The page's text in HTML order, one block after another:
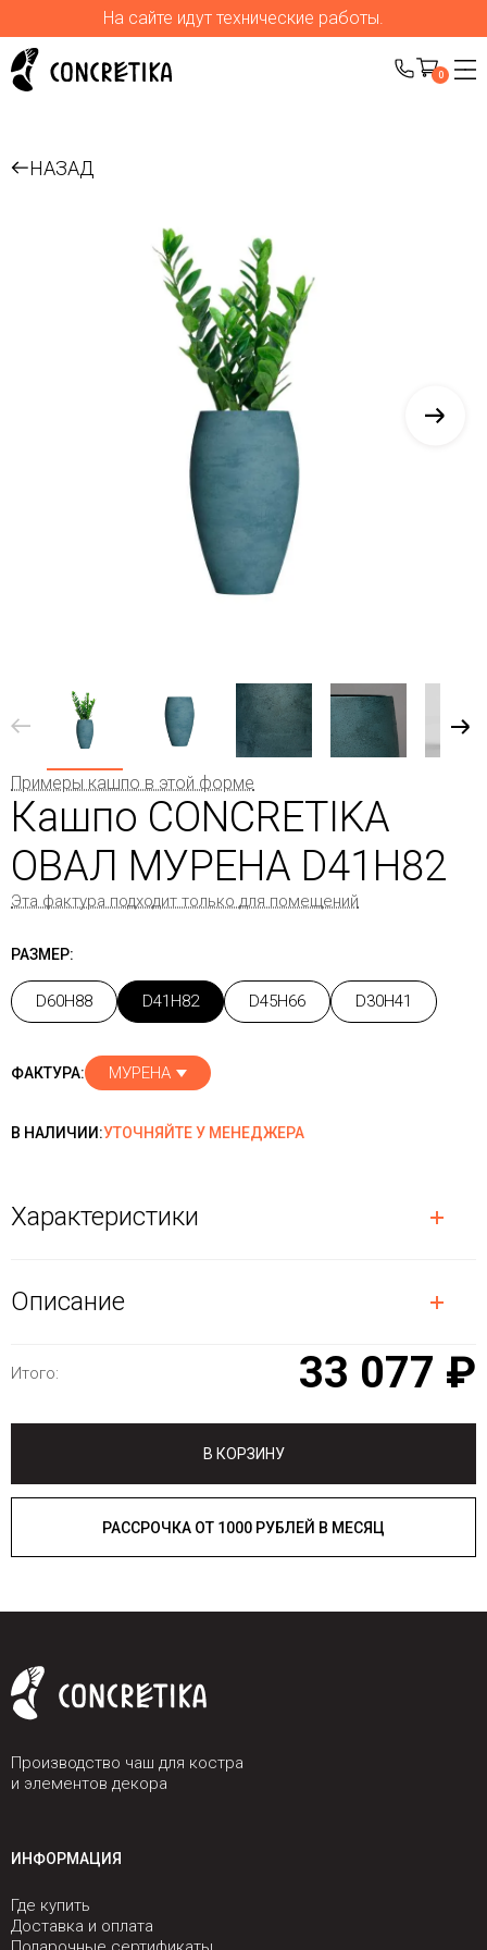
На сайте идут технические работы.
0
НАЗАД
Примеры кашпо в этой форме
Кашпо CONCRETIKA
ОВАЛ МУРЕНА D41H82
Эта фактура подходит только для помещений
РАЗМЕР:
D60H88 D41H82 D45H66 D30H41
ФАКТУРА: МУРЕНА
В НАЛИЧИИ:УТОЧНЯЙТЕ У МЕНЕДЖЕРА
Характеристики
Описание
Итого: 33 077 ₽
В КОРЗИНУ
РАССРОЧКА ОТ 1000 РУБЛЕЙ В МЕСЯЦ
Производство чаш для костра
и элементов декора
ИНФОРМАЦИЯ
Где купить
Доставка и оплата